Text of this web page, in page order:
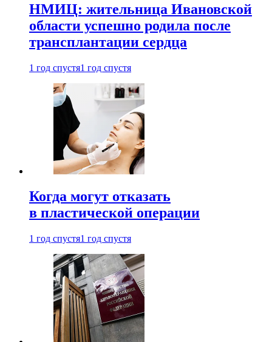
НМИЦ: жительница Ивановской
области успешно родила после
трансплантации сердца
1 год спустя1 год спустя
Когда могут отказать
в пластической операции
1 год спустя1 год спустя